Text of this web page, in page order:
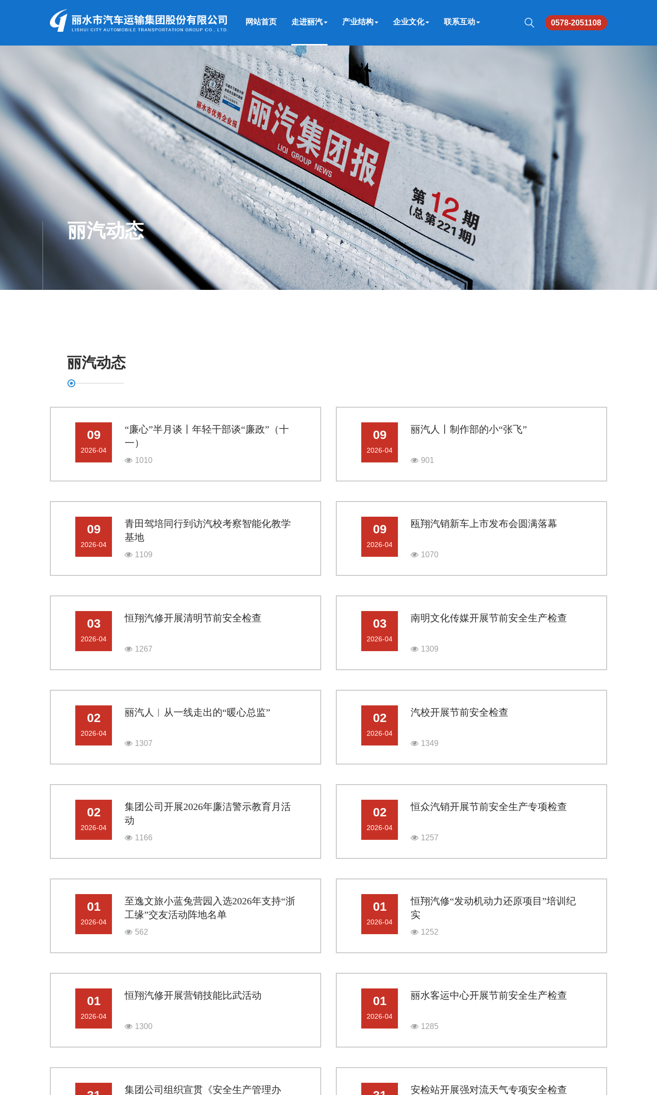
网站首页 走进丽汽 产业结构 企业文化 联系互动 0578-2051108
丽汽动态
丽汽动态
“廉心”半月谈丨年轻干部谈“廉政”（十
一）
1010
09
2026-04
丽汽人丨制作部的小“张飞”
901
09
2026-04
青田驾培同行到访汽校考察智能化教学
基地
1109
09
2026-04
瓯翔汽销新车上市发布会圆满落幕
1070
09
2026-04
恒翔汽修开展清明节前安全检查
1267
03
2026-04
南明文化传媒开展节前安全生产检查
1309
03
2026-04
丽汽人︱从一线走出的“暖心总监”
1307
02
2026-04
汽校开展节前安全检查
1349
02
2026-04
集团公司开展2026年廉洁警示教育月活
动
1166
02
2026-04
恒众汽销开展节前安全生产专项检查
1257
02
2026-04
至逸文旅小蓝兔营园入选2026年支持“浙
工缘”交友活动阵地名单
562
01
2026-04
恒翔汽修“发动机动力还原项目”培训纪
实
1252
01
2026-04
恒翔汽修开展营销技能比武活动
1300
01
2026-04
丽水客运中心开展节前安全生产检查
1285
01
2026-04
集团公司组织宣贯《安全生产管理办 安检站开展强对流天气专项安全检查